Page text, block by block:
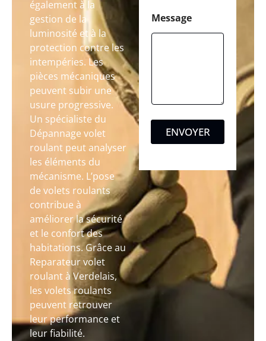
également à la
gestion de la
luminosité et à la
protection contre les
intempéries. Les
pièces mécaniques
peuvent subir une
usure progressive.
Un spécialiste du
Dépannage volet
roulant peut analyser
les éléments du
mécanisme. L’pose
de volets roulants
contribue à
améliorer la sécurité
et le confort des
habitations. Grâce au
Reparateur volet
roulant à Verdelais,
les volets roulants
peuvent retrouver
leur performance et
leur fiabilité.
Message
ENVOYER